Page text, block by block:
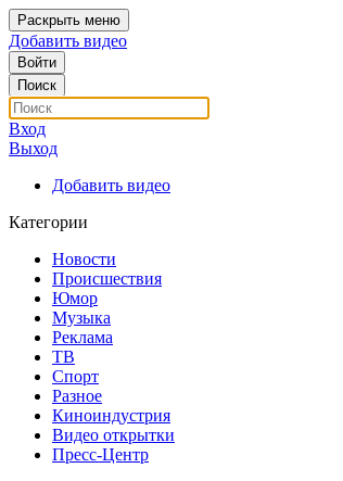
Раскрыть меню
Добавить видео
Войти
Поиск
Вход
Выход
Добавить видео
Категории
Новости
Происшествия
Юмор
Музыка
Реклама
ТВ
Спорт
Разное
Киноиндустрия
Видео открытки
Пресс-Центр